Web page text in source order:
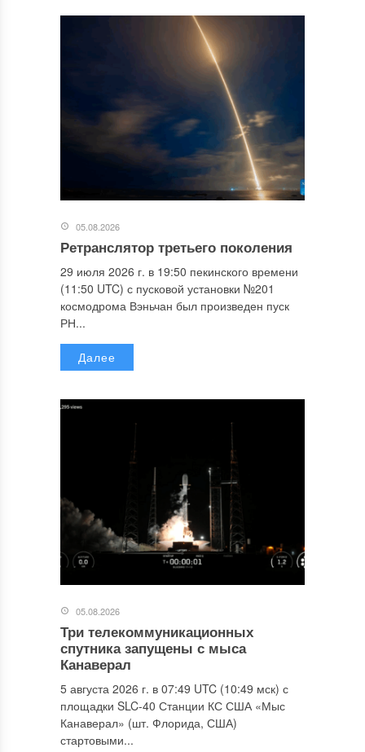
05.08.2026
Ретранслятор третьего поколения
29 июля 2026 г. в 19:50 пекинского времени
(11:50 UTC) с пусковой установки №201
космодрома Вэньчан был произведен пуск
РН...
Далее
05.08.2026
Три телекоммуникационных
спутника запущены с мыса
Канаверал
5 августа 2026 г. в 07:49 UTC (10:49 мск) с
площадки SLC-40 Станции КС США «Мыс
Канаверал» (шт. Флорида, США)
стартовыми...